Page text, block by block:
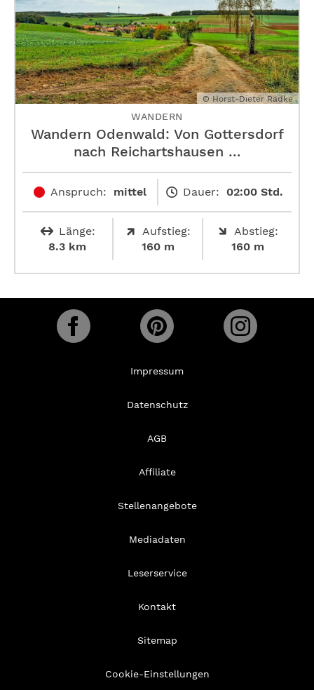
© Horst-Dieter Radke
WANDERN
Wandern Odenwald: Von Gottersdorf
nach Reichartshausen …
Anspruch: mittel Dauer: 02:00 Std.
Länge:
8.3 km
Aufstieg:
160 m
Abstieg:
160 m
Impressum
Datenschutz
AGB
Affiliate
Stellenangebote
Mediadaten
Leserservice
Kontakt
Sitemap
Cookie-Einstellungen